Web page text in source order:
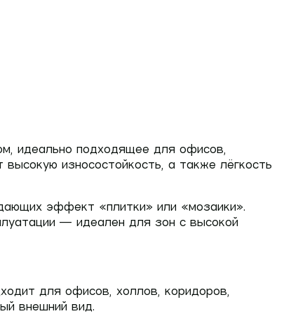
идеально подходящее для офисов,
высокую износостойкость, а также лёгкость
эффект «плитки» или «мозаики».
— идеален для зон с высокой
для офисов, холлов, коридоров,
внешний вид.